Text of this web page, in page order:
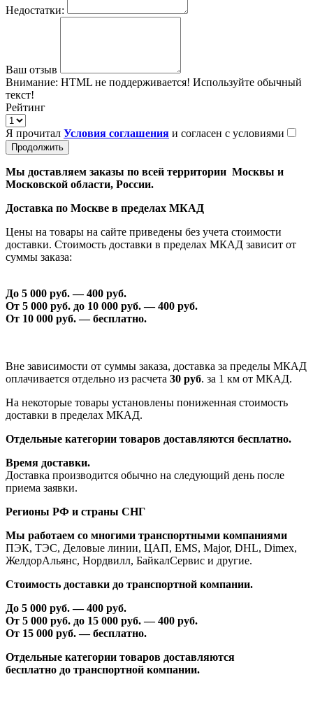
Недостатки:
Ваш отзыв
Внимание: HTML не поддерживается! Используйте обычный
текст!
Рейтинг
Я прочитал Условия соглашения и согласен с условиями
Продолжить
Мы доставляем заказы по всей территории Москвы и
Московской области, России.
Доставка по Москве в пределах МКАД
Цены на товары на сайте приведены без учета стоимости
доставки. Стоимость доставки в пределах МКАД зависит от
суммы заказа:
До 5 000 руб. —400 руб.
От 5 000 руб. до 10 000 руб. —400 руб.
От 10 000 руб. — бесплатно.
Вне зависимости от суммы заказа, доставка за пределы МКАД
оплачивается отдельно из расчета 30 руб. за 1 км от МКАД.
На некоторые товары установлены пониженная стоимость
доставки в пределах МКАД.
Отдельные категории товаров доставляются бесплатно.
Время доставки.
Доставка производится обычно на следующий день после
приема заявки.
Регионы РФ и страны СНГ
Мы работаем со многими транспортными компаниями
ПЭК, ТЭС, Деловые линии, ЦАП, EMS, Major, DHL, Dimex,
ЖелдорАльянс, Нордвилл, БайкалСервис и другие.
Стоимость доставки до транспортной компании.
До 5 000 руб. —400 руб.
От 5 000 руб. до 15 000 руб. —400 руб.
От 15 000 руб. — бесплатно.
Отдельные категории товаров доставляются
бесплатно до транспортной компании.